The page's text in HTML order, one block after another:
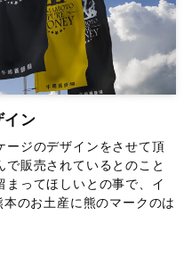
イン
ージのデザインをさせて頂
で販売されているとのこと
まってほしいとの事で、イ
のお土産に熊のマークのは